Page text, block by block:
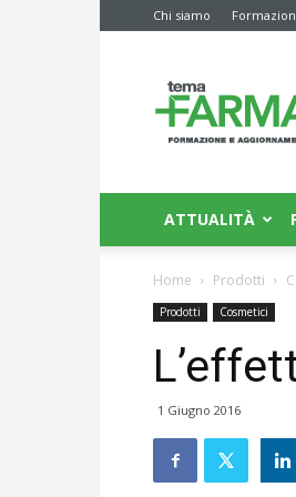
Chi siamo
News
ATTUALITÀ
Home Prodotti
Prodotti Cosmetici
1 Giugno 2016